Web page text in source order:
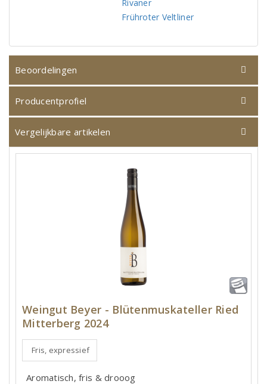
Rivaner
Frühroter Veltliner
Beoordelingen
Producentprofiel
Vergelijkbare artikelen
Weingut Beyer - Blütenmuskateller Ried
Mitterberg 2024
Fris, expressief
Aromatisch, fris & drooog